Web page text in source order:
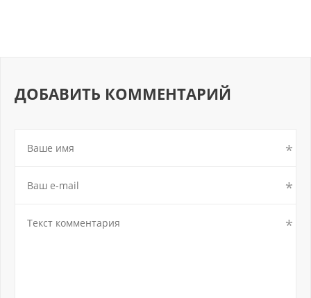
ДОБАВИТЬ КОММЕНТАРИЙ